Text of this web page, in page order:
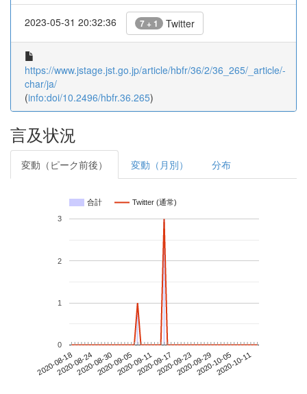
2023-05-31 20:32:36 7 + 1 Twitter
https://www.jstage.jst.go.jp/article/hbfr/36/2/36_265/_article/-
char/ja/
(info:doi/10.2496/hbfr.36.265)
言及状況
変動（ピーク前後） 変動（月別） 分布
合計 Twitter (通常)
2020-08-182020-08-242020-08-302020-09-052020-09-112020-09-172020-09-232020-09-292020-10-052020-10-11
0
1
2
3